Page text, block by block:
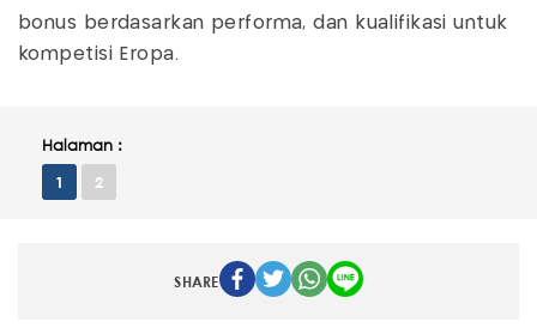
bonus berdasarkan performa, dan kualifikasi untuk
kompetisi Eropa.
Halaman :
1 2
SHARE